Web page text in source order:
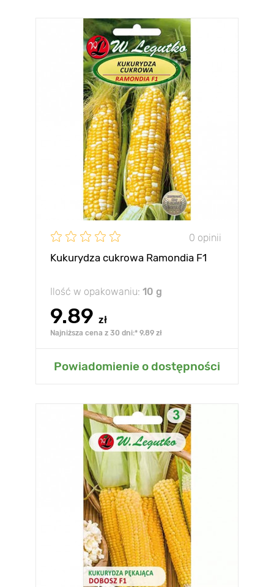
0 opinii
Kukurydza cukrowa Ramondia F1
Ilość w opakowaniu: 10 g
9.89 zł
Najniższa cena z 30 dni:* 9.89 zł
Powiadomienie o dostępności